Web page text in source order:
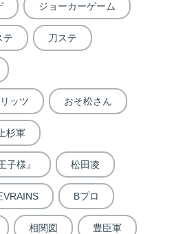
ジョーカーゲーム
テ 刀ステ
ッツ おそ松さん
上杉軍
子様』 松田凌
Bプロ
相関図 豊臣軍